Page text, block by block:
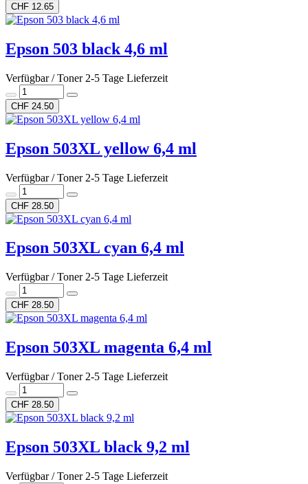
CHF 12.65
Epson 503 black 4,6 ml
Verfügbar / Toner 2-5 Tage Lieferzeit
CHF 24.50
Epson 503XL yellow 6,4 ml
Verfügbar / Toner 2-5 Tage Lieferzeit
CHF 28.50
Epson 503XL cyan 6,4 ml
Verfügbar / Toner 2-5 Tage Lieferzeit
CHF 28.50
Epson 503XL magenta 6,4 ml
Verfügbar / Toner 2-5 Tage Lieferzeit
CHF 28.50
Epson 503XL black 9,2 ml
Verfügbar / Toner 2-5 Tage Lieferzeit